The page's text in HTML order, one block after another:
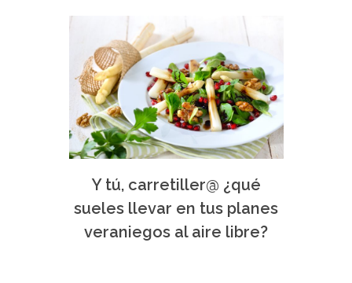
Y tú, carretiller@ ¿qué
sueles llevar en tus planes
veraniegos al aire libre?